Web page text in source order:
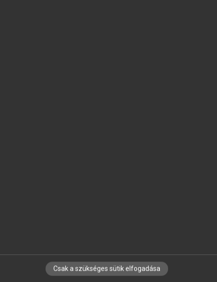
IRATKOZZ FEL HÍRLEVELÜNKRE!
Csak a szükséges sütik elfogadása